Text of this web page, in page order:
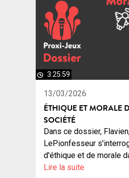
3:25:59
13/03/2026
ÉTHIQUE ET MORALE
SOCIÉTÉ
Dans ce dossier,
LePionfesseur
d'éthique et de morale
Lire la suite